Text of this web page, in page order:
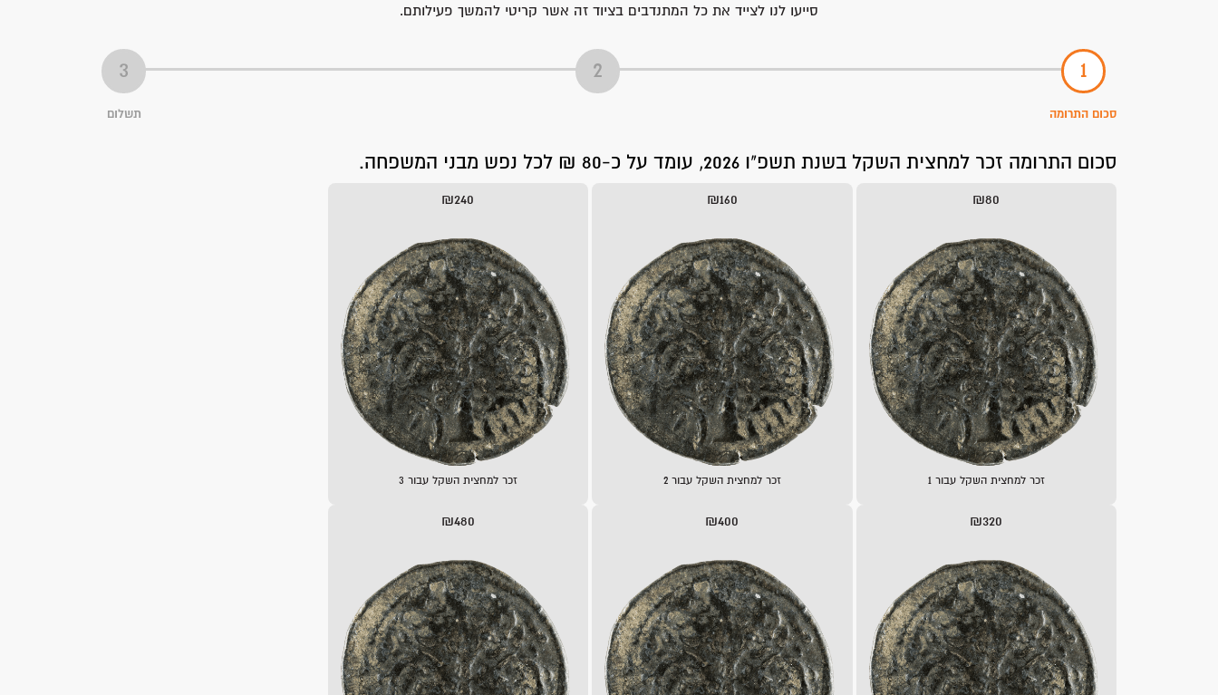
סייעו לנו לצייד את כל המתנדבים בציוד זה אשר קריטי להמשך פעילותם.
סכום התרומה תשלום
סכום התרומה זכר למחצית השקל בשנת תשפ"ו 2026, עומד על כ-80 ₪ לכל נפש מבני המשפחה.
₪80
זכר למחצית השקל עבור 1
₪160
זכר למחצית השקל עבור 2
₪240
זכר למחצית השקל עבור 3
₪320
₪400
₪480